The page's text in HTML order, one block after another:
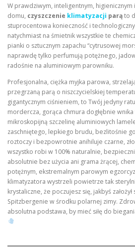
W prawdziwym, inteligentnym, higienicznym
domu, czyszczenie klimatyzacji parąto
stuprocentowa konieczność i
natychmiast na śmietnik wszystkie te
pianki o sztucznym zapachu “cytrusowej
naprawdę tylko perfumują potężnego,
radośnie na aluminiowym parowniku.
Profesjonalna, ciężka myjka parowa,
przegrzaną parą o niszczycielskiej
gigantycznym ciśnieniem, to Twój jedyny
mordercza, gorąca chmura dogłębnie
mikroskopijną szczelinę aluminiowych
zaschniętego, lepkiego brudu, bezlitośnie
roztoczy i bezpowrotnie anihiluje czarne,
wszystko robi w 100% naturalnie,
absolutnie bez użycia ani grama żrącej,
potężnym, ekstremalnym parowym
klimatyzatora wystrzeli powietrze tak
krystaliczne, że poczujesz się, jakbyś
Spitzbergenie w środku polarnej zimy.
absolutna podstawa, by mieć siłę do